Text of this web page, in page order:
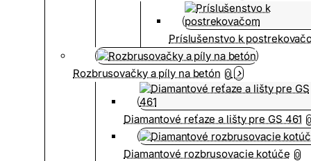
Príslušenstvo k
Rozbrusovačky a píly na betón 0
Diamantové reťaze a lišty pre GS 461
Diamantové rozbrusovacie kotúče 0